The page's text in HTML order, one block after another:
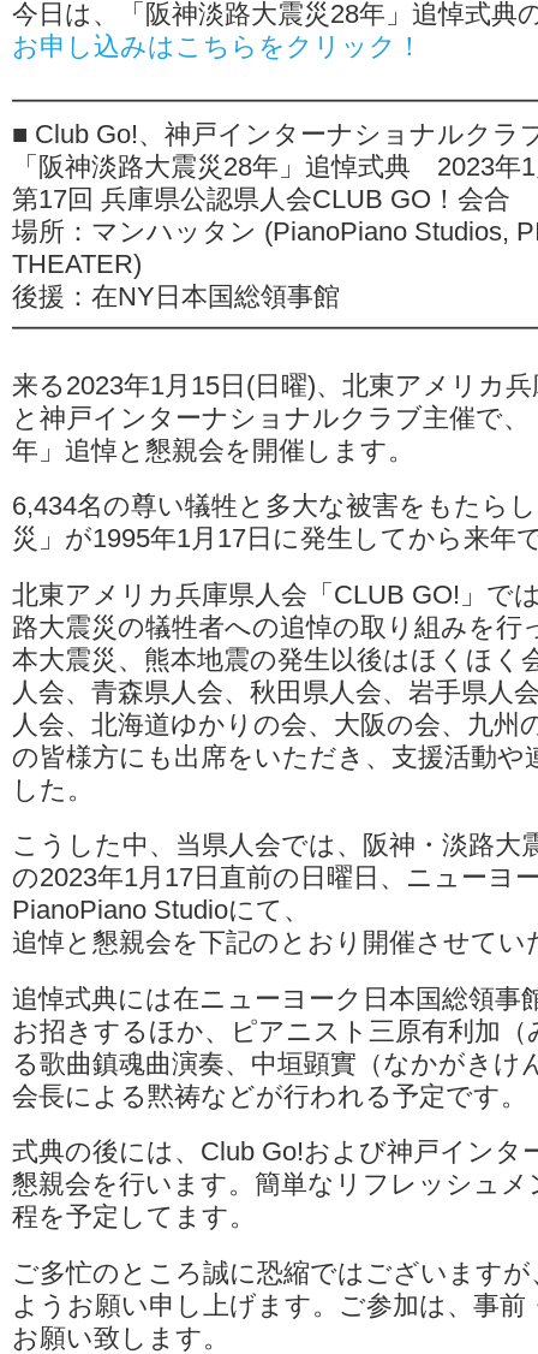
公
会
GO！
会
は
今日は、「阪神淡路大震災28年」追悼式典
お申し込みはこちらをクリック！
■ Club Go!、神戸インターナショナルクラ
「阪神淡路大震災28年」追悼式典 2023年
第17回 兵庫県公認県人会CLUB GO！会合
場所：マンハッタン (PianoPiano Studios,
THEATER)
後援：在NY日本国総領事館
来る2023年1月15日(日曜)、北東アメリカ
と神戸インターナショナルクラブ主催で、
年」追悼と懇親会を開催します。
6,434名の尊い犠牲と多大な被害をもたら
災」が1995年1月17日に発生してから来年
北東アメリカ兵庫県人会「CLUB GO!」で
路大震災の犠牲者への追悼の取り組みを行
本大震災、熊本地震の発生以後はほくほく
人会、青森県人会、秋田県人会、岩手県人
人会、北海道ゆかりの会、大阪の会、九州
の皆様方にも出席をいただき、支援活動
した。
こうした中、当県人会では、阪神・淡路大
の2023年1月17日直前の日曜日、ニューヨ
PianoPiano Studioにて、
追悼と懇親会を下記のとおり開催させてい
追悼式典には在ニューヨーク日本国総領事
お招きするほか、ピアニスト三原有利加
る歌曲鎮魂曲演奏、中垣顕實（なかがきけ
会長による黙祷などが行われる予定です。
式典の後には、Club Go!および神戸インタ
懇親会を行います。簡単なリフレッシュ
程を予定してます。
ご多忙のところ誠に恐縮ではございます
ようお願い申し上げます。ご参加は、事
お願い致します。